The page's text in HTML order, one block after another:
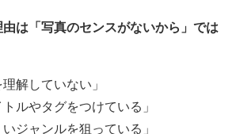
は「写真のセンスがないから」では
解していない」
ルやタグをつけている」
ジャンルを狙っている」